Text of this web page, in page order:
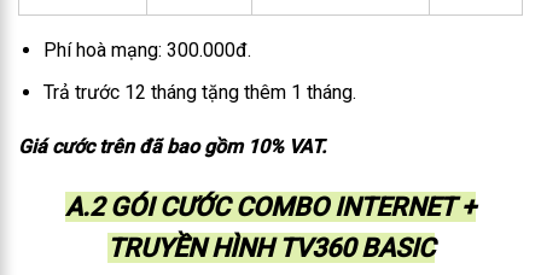
Phí hoà mạng: 300.000đ.
Trả trước 12 tháng tặng thêm 1 tháng.
Giá cước trên đã bao gồm 10% VAT.
A.2 GÓI CƯỚC COMBO INTERNET +
TRUYỀN HÌNH TV360 BASIC